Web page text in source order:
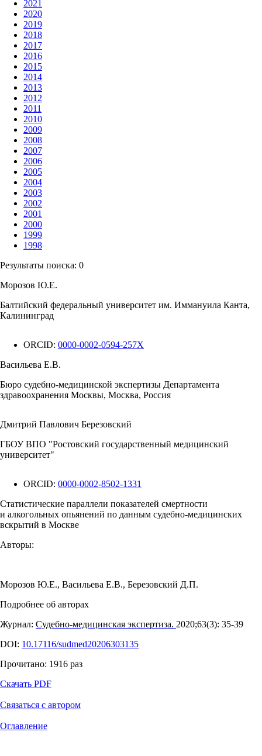
2021
2020
2019
2018
2017
2016
2015
2014
2013
2012
2011
2010
2009
2008
2007
2006
2005
2004
2003
2002
2001
2000
1999
1998
Результаты поиска: 0
Морозов Ю.Е.
Балтийский федеральный университет им. Иммануила Канта,
Калининград
ORCID: 0000-0002-0594-257X
Васильева Е.В.
Бюро судебно-медицинской экспертизы Департамента
здравоохранения Москвы, Москва, Россия
Дмитрий Павлович Березовский
ГБОУ ВПО "Ростовский государственный медицинский
университет"
ORCID: 0000-0002-8502-1331
Статистические параллели показателей смертности
и алкогольных опьянений по данным судебно-медицинских
вскрытий в Москве
Авторы:
Морозов Ю.Е., Васильева Е.В., Березовский Д.П.
Подробнее об авторах
Журнал: Судебно-медицинская экспертиза. 2020;63(3): 35‑39
DOI: 10.17116/sudmed20206303135
Прочитано: 1916 раз
Скачать PDF
Связаться с автором
Оглавление